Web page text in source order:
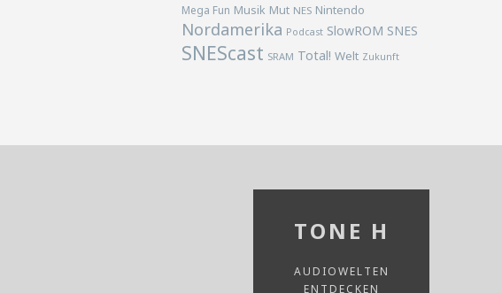
Mega Fun Musik Mut NES Nintendo
Nordamerika Podcast SlowROM SNES
SNEScast SRAM Total! Welt Zukunft
TONE H
AUDIOWELTEN
ENTDECKEN